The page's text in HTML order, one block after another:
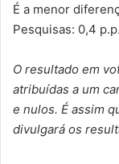
É a menor
Pesquisas: 0,4
O resultado em
atribuídas a um
e nulos. É assim
divulgará os